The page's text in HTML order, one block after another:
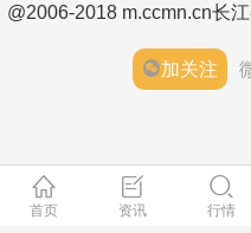
@2006-2018 m.ccmn.cn长
加关注
首页 资讯 行情